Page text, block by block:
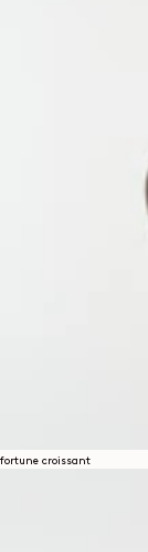
fortune croissant